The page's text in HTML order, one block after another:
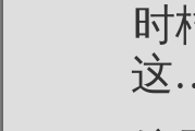
时
这